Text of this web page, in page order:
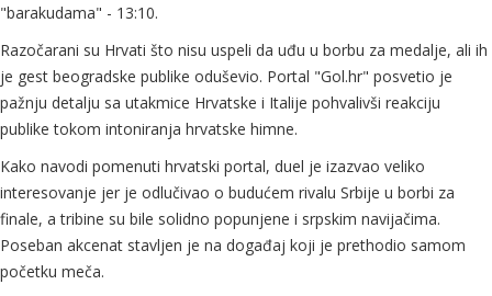
"barakudama" - 13:10.
Razočarani su Hrvati što nisu uspeli da uđu u borbu za medalje, ali ih
je gest beogradske publike oduševio. Portal "Gol.hr" posvetio je
pažnju detalju sa utakmice Hrvatske i Italije pohvalivši reakciju
publike tokom intoniranja hrvatske himne.
Kako navodi pomenuti hrvatski portal, duel je izazvao veliko
interesovanje jer je odlučivao o budućem rivalu Srbije u borbi za
finale, a tribine su bile solidno popunjene i srpskim navijačima.
Poseban akcenat stavljen je na događaj koji je prethodio samom
početku meča.